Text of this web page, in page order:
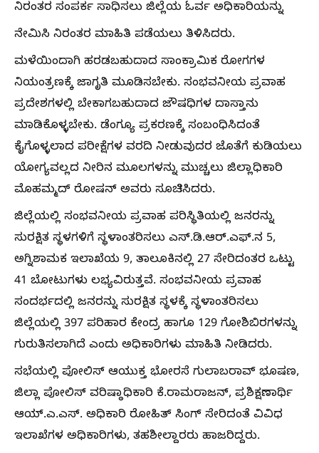
ನಿರಂತರ‌ ಸಂಪರ್ಕ ಸಾಧಿಸಲು ಜಿಲ್ಲೆಯ ಓರ್ವ‌ ಅಧಿಕಾರಿಯನ್ನು
ನೇಮಿಸಿ ನಿರಂತರ‌ ಮಾಹಿತಿ‌ ಪಡೆಯಲು ತಿಳಿಸಿದರು.
ಮಳೆಯಿಂದಾಗಿ ಹರಡಬಹುದಾದ ಸಾಂಕ್ರಾಮಿಕ ರೋಗಗಳ
ನಿಯಂತ್ರಣಕ್ಕೆ ಜಾಗೃತಿ ಮೂಡಿಸಬೇಕು. ಸಂಭವನೀಯ‌ ಪ್ರವಾಹ
ಪ್ರದೇಶಗಳಲ್ಲಿ ಬೇಕಾಗಬಹುದಾದ ಜೌಷಧಿಗಳ ದಾಸ್ತಾನು
ಮಾಡಿಕೊಳ್ಳಬೇಕು. ಡೆಂಗ್ಯೂ ಪ್ರಕರಣಕ್ಕೆ ಸಂಬಂಧಿಸಿದಂತೆ
ಕೈಗೊಳ್ಳಲಾದ ಪರೀಕ್ಷೆಗಳ ವರದಿ ನೀಡುವುದರ‌ ಜೊತೆಗೆ ಕುಡಿಯಲು
ಯೋಗ್ಯವಲ್ಲದ‌ ನೀರಿನ ಮೂಲಗಳನ್ನು ಮುಚ್ಚಲು ಜಿಲ್ಲಾಧಿಕಾರಿ
ಮೊಹಮ್ಮದ್ ರೋಷನ್‌ ಅವರು ಸೂಚಿಸಿದರು.
ಜಿಲ್ಲೆಯಲ್ಲಿ ಸಂಭವನೀಯ ಪ್ರವಾಹ ಪರಿಸ್ಥಿತಿಯಲ್ಲಿ ಜನರನ್ನು
ಸುರಕ್ಷಿತ ಸ್ಥಳಗಳಿಗೆ ಸ್ಥಳಾಂತರಿಸಲು ಎಸ್.ಡಿ.ಆರ್.ಎಫ್.‌ನ 5,
ಅಗ್ನಿಶಾಮಕ ಇಲಾಖೆಯ 9, ತಾಲೂಕಿನಲ್ಲಿ 27 ಸೇರಿದಂತರ ಒಟ್ಟು
41 ಬೋಟುಗಳು‌ ಲಭ್ಯವಿರುತ್ತವೆ. ಸಂಭವನೀಯ ಪ್ರವಾಹ
ಸಂದರ್ಭದಲ್ಲಿ ಜನರನ್ನು ಸುರಕ್ಷಿತ ಸ್ಥಳಕ್ಕೆ ಸ್ಥಳಾಂತರಿಸಲು
ಜಿಲ್ಲೆಯಲ್ಲಿ 397 ಪರಿಹಾರ ಕೇಂದ್ರ ಹಾಗೂ 129 ಗೋಶಿಬಿರಗಳನ್ನು
ಗುರುತಿಸಲಾಗಿದೆ ಎಂದು ಅಧಿಕಾರಿಗಳು ಮಾಹಿತಿ ನೀಡಿದರು.
ಸಭೆಯಲ್ಲಿ ಪೋಲಿಸ್ ಆಯುಕ್ತ ಭೋರಸೆ ಗುಲಾಬರಾವ್ ಭೂಷಣ,
ಜಿಲ್ಲಾ‌ ಪೋಲಿಸ್ ವರಿಷ್ಠಾಧಿಕಾರಿ ಕೆ.ರಾಮರಾಜನ್, ಪ್ರಶಿಕ್ಷಣಾರ್ಥಿ
ಆಯ್.ಎ.ಎಸ್. ಅಧಿಕಾರಿ ರೋಹಿತ್ ಸಿಂಗ್ ಸೇರಿದಂತೆ ವಿವಿಧ
ಇಲಾಖೆಗಳ ಅಧಿಕಾರಿಗಳು, ತಹಶೀಲ್ದಾರರು ಹಾಜರಿದ್ದರು.